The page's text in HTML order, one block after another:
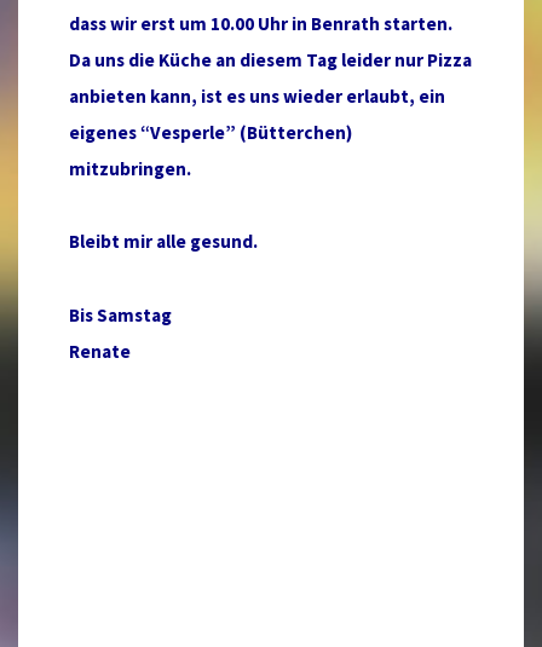
dass wir erst um 10.00 Uhr in Benrath starten.
Da uns die Küche an diesem Tag leider nur Pizza
anbieten kann, ist es uns wieder erlaubt, ein
eigenes “Vesperle” (Bütterchen)
mitzubringen.
Bleibt mir alle gesund.
Bis Samstag
Renate